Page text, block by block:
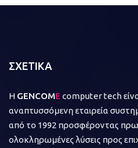
ΣΧΕΤΙΚΑ
Η GENCOME computer tech
αναπτυσσόμενη εταιρεία
από το 1992 προσφέροντας
ολοκληρωμένες λύσεις προς